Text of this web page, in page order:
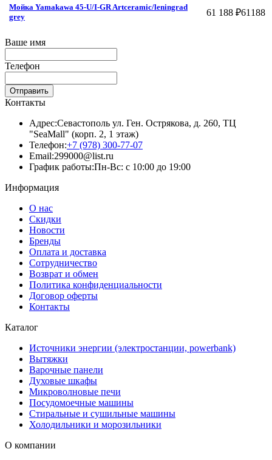
Мойка Yamakawa 45-U/I-GR Artceramic/leningrad
grey
61 188 ₽61188
Ваше имя
Телефон
Отправить
Контакты
Адрес:Севастополь ул. Ген. Острякова, д. 260, ТЦ
"SeaMall" (корп. 2, 1 этаж)
Телефон:+7 (978) 300-77-07
Email:299000@list.ru
График работы:Пн-Вс: с 10:00 до 19:00
Информация
О нас
Скидки
Новости
Бренды
Оплата и доставка
Сотрудничество
Возврат и обмен
Политика конфиденциальности
Договор оферты
Контакты
Каталог
Источники энергии (электростанции, powerbank)
Вытяжки
Варочные панели
Духовые шкафы
Микроволновые печи
Посудомоечные машины
Стиральные и сушильные машины
Холодильники и морозильники
О компании